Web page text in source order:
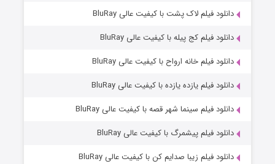
دانلود فیلم لاک پشت با کیفیت عالی BluRay
دانلود فیلم کج‌ پیله با کیفیت عالی BluRay
دانلود فیلم خانه ارواح با کیفیت عالی BluRay
دانلود فیلم یازده یازده با کیفیت عالی BluRay
دانلود فیلم سینما شهر قصه با کیفیت عالی BluRay
دانلود فیلم پیشمرگ با کیفیت عالی BluRay
دانلود فیلم زیبا صدایم کن با کیفیت عالی BluRay